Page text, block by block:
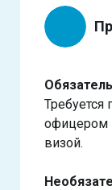
офицером
визой.